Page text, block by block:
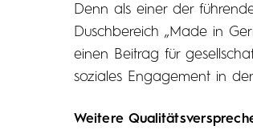
Denn als einer der
Duschbereich „Made in
einen Beitrag für
soziales Engagement in
Weitere